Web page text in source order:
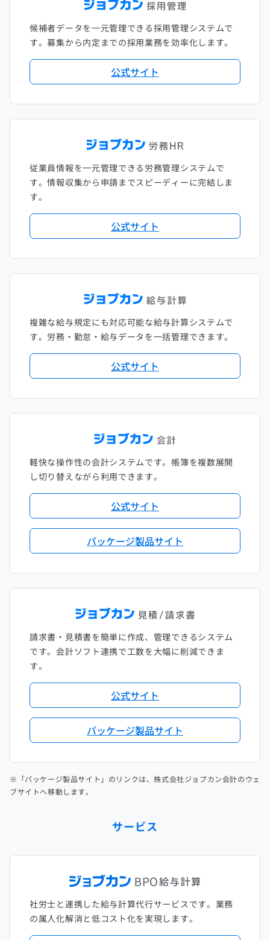
候補者データを一元管理できる採用管理システムで
す。募集から内定までの採用業務を効率化します。
公式サイト
従業員情報を一元管理できる労務管理システムで
す。情報収集から申請までスピーディーに完結しま
す。
公式サイト
複雑な給与規定にも対応可能な給与計算システムで
す。労務・勤怠・給与データを一括管理できます。
公式サイト
軽快な操作性の会計システムです。帳簿を複数展開
し切り替えながら利用できます。
公式サイト
パッケージ製品サイト
請求書・見積書を簡単に作成、管理できるシステム
です。会計ソフト連携で工数を大幅に削減できま
す。
公式サイト
パッケージ製品サイト
※「パッケージ製品サイト」のリンクは、株式会社ジョブカン会計のウェ
ブサイトへ移動します。
サービス
社労士と連携した給与計算代行サービスです。業務
の属人化解消と低コスト化を実現します。